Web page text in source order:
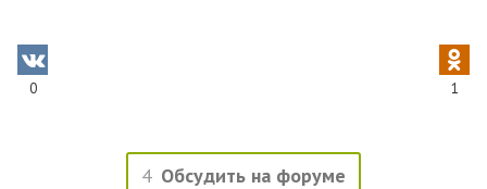
0 1
4 Обсудить на форуме